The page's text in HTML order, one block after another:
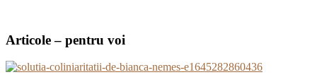
Articole – pentru voi